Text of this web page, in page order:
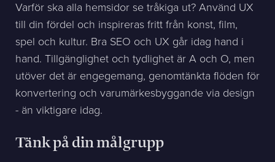
Varför ska alla hemsidor se tråkiga ut? Använd UX
till din fördel och inspireras fritt från konst, film,
spel och kultur. Bra SEO och UX går idag hand i
hand. Tillgänglighet och tydlighet är A och O, men
utöver det är engegemang, genomtänkta flöden för
konvertering och varumärkesbyggande via design
- än viktigare idag.
Tänk på din målgrupp